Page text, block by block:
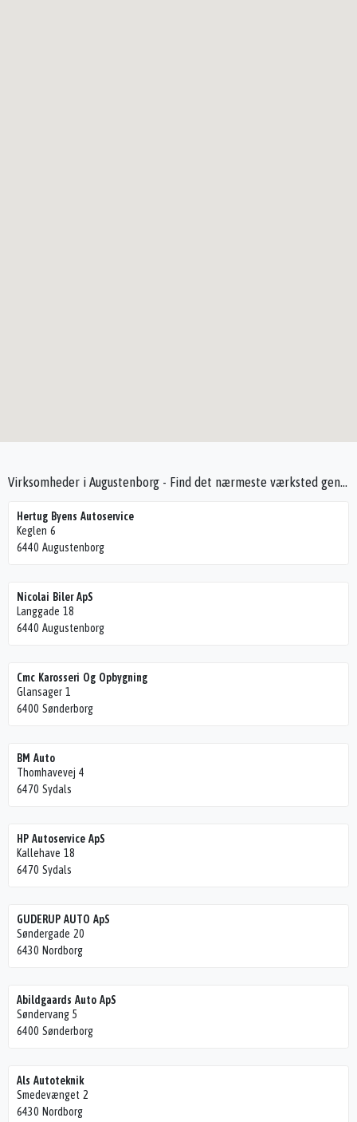
Virksomheder i Augustenborg - Find det nærmeste værksted gennem Seek4Cars
Hertug Byens Autoservice
Keglen 6
6440 Augustenborg
Nicolai Biler ApS
Langgade 18
6440 Augustenborg
Cmc Karosseri Og Opbygning
Glansager 1
6400 Sønderborg
BM Auto
Thomhavevej 4
6470 Sydals
HP Autoservice ApS
Kallehave 18
6470 Sydals
GUDERUP AUTO ApS
Søndergade 20
6430 Nordborg
Abildgaards Auto ApS
Søndervang 5
6400 Sønderborg
Als Autoteknik
Smedevænget 2
6430 Nordborg